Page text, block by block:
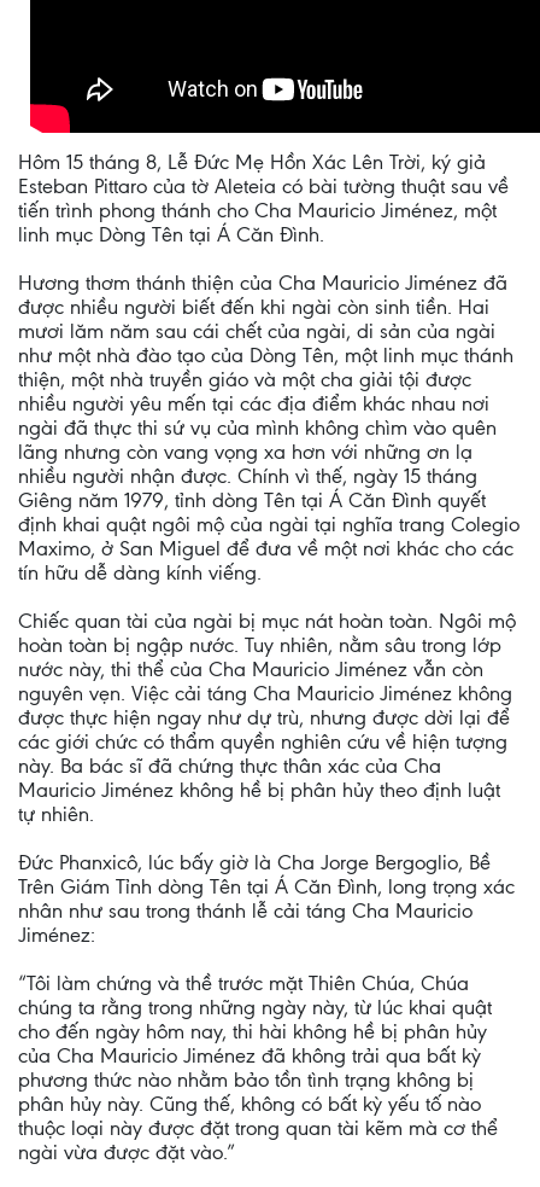
Hôm 15 tháng 8, Lễ Đức Mẹ Hồn Xác Lên Trời, ký giả
Esteban Pittaro của tờ Aleteia có bài tường thuật sau về
tiến trình phong thánh cho Cha Mauricio Jiménez, một
linh mục Dòng Tên tại Á Căn Đình.
Hương thơm thánh thiện của Cha Mauricio Jiménez đã
được nhiều người biết đến khi ngài còn sinh tiền. Hai
mươi lăm năm sau cái chết của ngài, di sản của ngài
như một nhà đào tạo của Dòng Tên, một linh mục thánh
thiện, một nhà truyền giáo và một cha giải tội được
nhiều người yêu mến tại các địa điểm khác nhau nơi
ngài đã thực thi sứ vụ của mình không chìm vào quên
lãng nhưng còn vang vọng xa hơn với những ơn lạ
nhiều người nhận được. Chính vì thế, ngày 15 tháng
Giêng năm 1979, tỉnh dòng Tên tại Á Căn Đình quyết
định khai quật ngôi mộ của ngài tại nghĩa trang Colegio
Maximo, ở San Miguel để đưa về một nơi khác cho các
tín hữu dễ dàng kính viếng.
Chiếc quan tài của ngài bị mục nát hoàn toàn. Ngôi mộ
hoàn toàn bị ngập nước. Tuy nhiên, nằm sâu trong lớp
nước này, thi thể của Cha Mauricio Jiménez vẫn còn
nguyên vẹn. Việc cải táng Cha Mauricio Jiménez không
được thực hiện ngay như dự trù, nhưng được dời lại để
các giới chức có thẩm quyền nghiên cứu về hiện tượng
này. Ba bác sĩ đã chứng thực thân xác của Cha
Mauricio Jiménez không hề bị phân hủy theo định luật
tự nhiên.
Đức Phanxicô, lúc bấy giờ là Cha Jorge Bergoglio, Bề
Trên Giám Tỉnh dòng Tên tại Á Căn Đình, long trọng xác
nhân như sau trong thánh lễ cải táng Cha Mauricio
Jiménez:
“Tôi làm chứng và thề trước mặt Thiên Chúa, Chúa
chúng ta rằng trong những ngày này, từ lúc khai quật
cho đến ngày hôm nay, thi hài không hề bị phân hủy
của Cha Mauricio Jiménez đã không trải qua bất kỳ
phương thức nào nhằm bảo tồn tình trạng không bị
phân hủy này. Cũng thế, không có bất kỳ yếu tố nào
thuộc loại này được đặt trong quan tài kẽm mà cơ thể
ngài vừa được đặt vào.”